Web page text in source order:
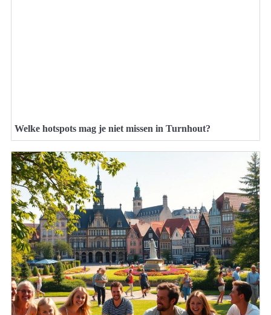
Welke hotspots mag je niet missen in Turnhout?